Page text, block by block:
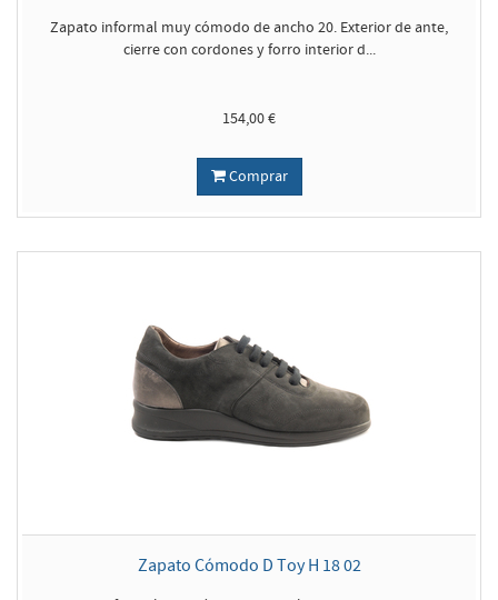
Zapato informal muy cómodo de ancho 20. Exterior de ante,
cierre con cordones y forro interior d...
154,00 €
Comprar
Zapato Cómodo D Toy H 18 02